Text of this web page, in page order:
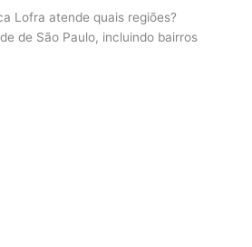
Lofra atende quais regiões?
de São Paulo, incluindo bairros